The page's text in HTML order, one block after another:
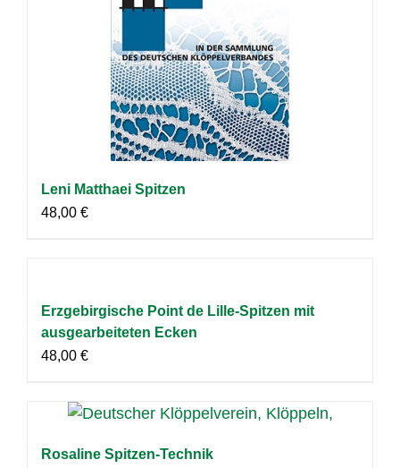
Leni Matthaei Spitzen
48,00 €
Erzgebirgische Point de Lille-Spitzen mit
ausgearbeiteten Ecken
48,00 €
Rosaline Spitzen-Technik